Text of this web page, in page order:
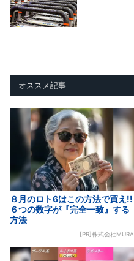
オススメ記事
８月のロト6はこの方法で買え!!
６つの数字が『完全一致』する
方法
[PR]株式会社MURA